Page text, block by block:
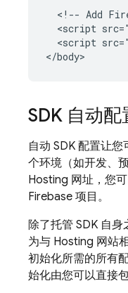
<!-- Add
<script
<script
SDK 自动配
自动 SDK 配置让
个环境（如开发、
Hosting 网址，您
Firebase 项目。
除了托管 SDK 自
为与 Hosting 网站
初始化所需的所有
始化由您可以直接